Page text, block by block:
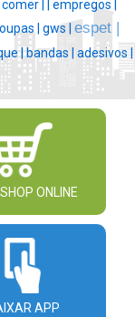
comer | | empregos |
| gws | espet |
|bandas | adesivos |
ONLINE
APP